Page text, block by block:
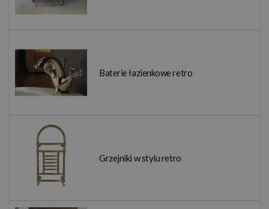
Baterie łazienkowe retro
Grzejniki w stylu retro